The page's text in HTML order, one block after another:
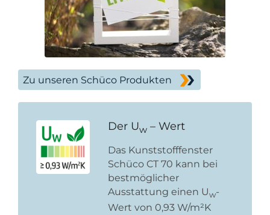
Zu unseren Schüco Produkten
Der Uw – Wert
Das Kunststofffenster
Schüco CT 70 kann bei
bestmöglicher
Ausstattung einen Uw-
Wert von 0,93 W/m²K